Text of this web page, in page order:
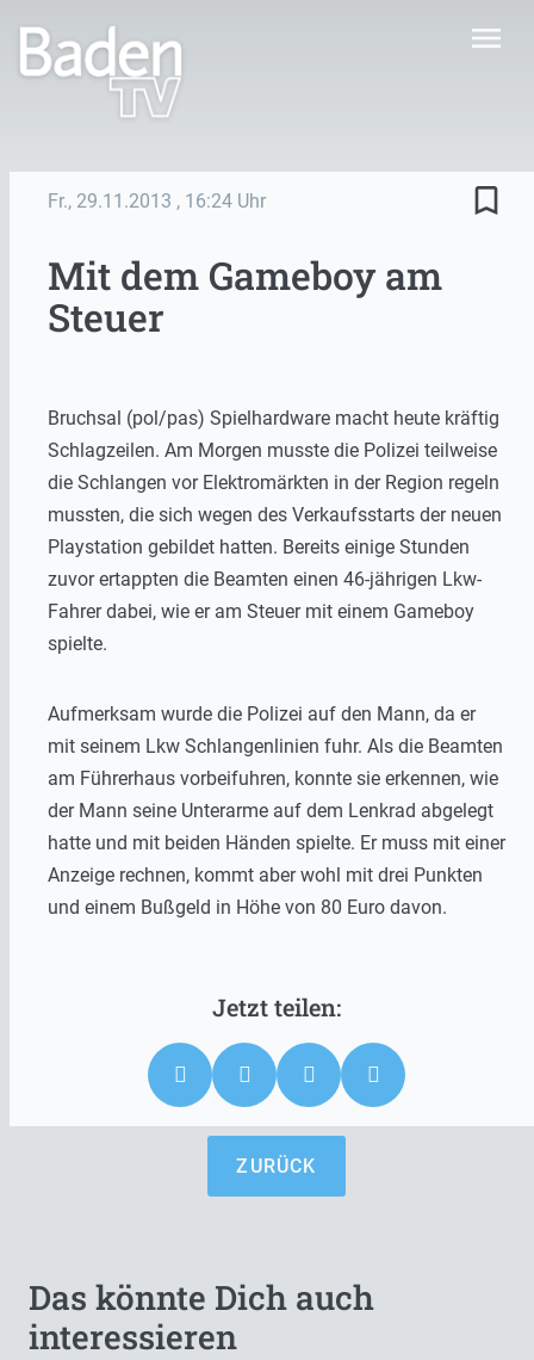
menu
Fr., 29.11.2013 , 16:24 Uhr bookmark_border
Mit dem Gameboy am
Steuer
Bruchsal (pol/pas) Spielhardware macht heute kräftig
Schlagzeilen. Am Morgen musste die Polizei teilweise
die Schlangen vor Elektromärkten in der Region regeln
mussten, die sich wegen des Verkaufsstarts der neuen
Playstation gebildet hatten. Bereits einige Stunden
zuvor ertappten die Beamten einen 46-jährigen Lkw-
Fahrer dabei, wie er am Steuer mit einem Gameboy
spielte.
Aufmerksam wurde die Polizei auf den Mann, da er
mit seinem Lkw Schlangenlinien fuhr. Als die Beamten
am Führerhaus vorbeifuhren, konnte sie erkennen, wie
der Mann seine Unterarme auf dem Lenkrad abgelegt
hatte und mit beiden Händen spielte. Er muss mit einer
Anzeige rechnen, kommt aber wohl mit drei Punkten
und einem Bußgeld in Höhe von 80 Euro davon.
ZURÜCK
Das könnte Dich auch
interessieren